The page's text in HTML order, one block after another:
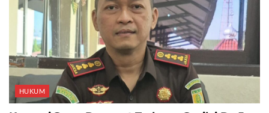
HUKUM